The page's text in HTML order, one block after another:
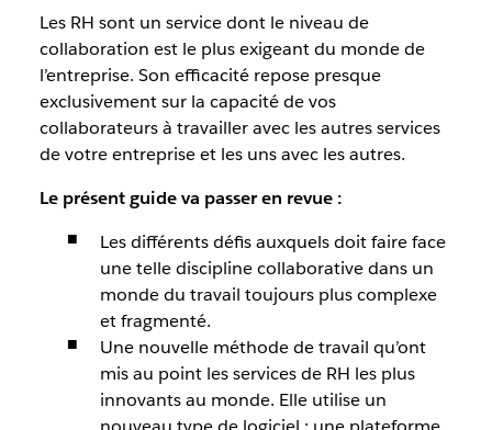
Les RH sont un service dont le niveau de
collaboration est le plus exigeant du monde de
l’entreprise. Son efficacité repose presque
exclusivement sur la capacité de vos
collaborateurs à travailler avec les autres services
de votre entreprise et les uns avec les autres.
Le présent guide va passer en revue :
Les différents défis auxquels doit faire face
une telle discipline collaborative dans un
monde du travail toujours plus complexe
et fragmenté.
Une nouvelle méthode de travail qu’ont
mis au point les services de RH les plus
innovants au monde. Elle utilise un